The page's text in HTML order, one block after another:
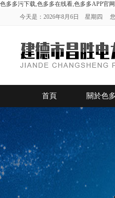
色多多污下载,色多多在线看,色多多APP官
今天是：2026年8月6日 星期四 您
首頁 關於色